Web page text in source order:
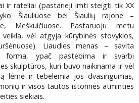
ir rateliai (pastarieji imti steigti tik XX
Šiauliuose bei Šiaulių rajone –
Meškuičiuose. Pastaruoju metu
vėl atgyja kūrybinės stovyklos,
Liaudies menas – savita
forma, ypač pastebima ir svarbi
skulptūros, kuri buvo naikinama ir vėl
lėmė ir tebelemia jos dvasingumas,
ir visos tautos istorinės atminties
siekiais.